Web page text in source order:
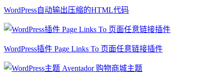
WordPress自动输出压缩的HTML代码
WordPress插件 Page Links To 页面任意链接插件